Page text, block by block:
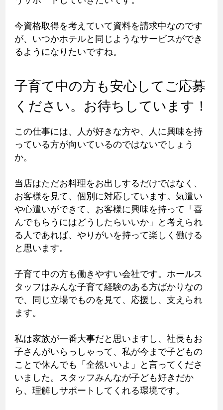
今資格取得を考えていて資料を請求中なのです
が、いつかホテルと同じようなサービスができ
るようになりたいですね。
子育て中の方も安心してご応募
ください。お待ちしています！
この仕事には、人が好きな方や、人に興味を持
っている方が向いているのではないでしょう
か。
当店はただお料理をお出しするだけではなく、
お客様を見て、個別に対応しています。気遣い
や心遣いができて、お客様に興味を持って「喜
んでもらうにはどうしたらいいか」と考えられ
る人であれば、やりがいを持って楽しく働ける
と思います。
子育て中の方も働きやすい会社です。ホールス
タッフはみんな子育て経験のある方ばかりなの
で、同じ立場でものを見て、応援し、支えられ
ます。
私は家族が一番大事だと思いますし、社長もお
子さんがいらっしゃって、私が今まで子どもの
ことで休んでも「全然いいよ」と言ってくださ
いました。スタッフみんなが子ども好きだか
ら、理解しサポートしてくれる環境です。